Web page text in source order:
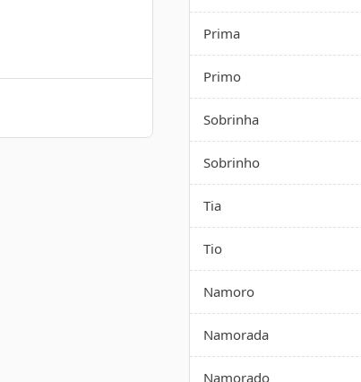
Prima
Primo
Sobrinha
Sobrinho
Tia
Tio
Namoro
Namorada
Namorado